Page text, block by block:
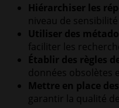
Hiérarchiser les
niveau de sensibilité
Utiliser des
faciliter les
Établir des règles
données obsolètes
Mettre en place
garantir la qualité